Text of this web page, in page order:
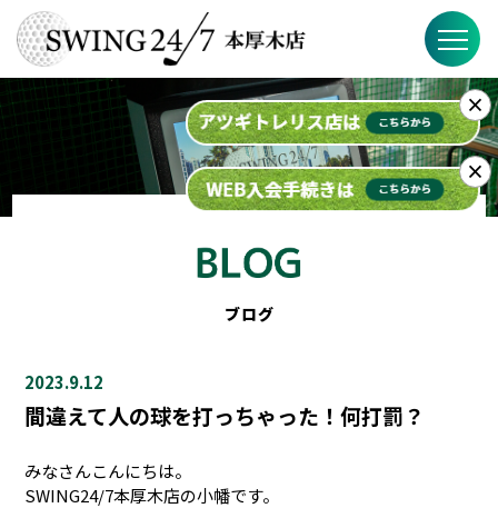
SWING24/7の特徴
料金
スケジュール
ブログ
2023.9.12
間違えて人の球を打っちゃった！何打罰？
みなさんこんにちは。
SWING24/7本厚木店の小幡です。
×
×